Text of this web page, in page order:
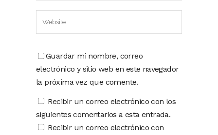
Guardar mi nombre, correo
electrónico y sitio web en este navegador
la próxima vez que comente.
Recibir un correo electrónico con los
siguientes comentarios a esta entrada.
Recibir un correo electrónico con